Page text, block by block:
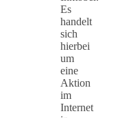
Es
handelt
sich
hierbei
um
eine
Aktion
im
Internet